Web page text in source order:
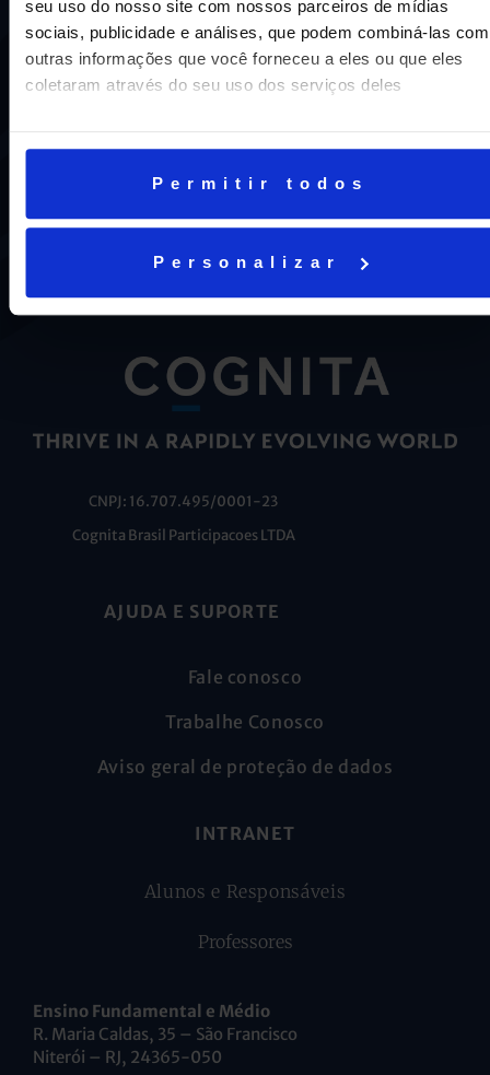
seu uso do nosso site com nossos parceiros de mídias
sociais, publicidade e análises, que podem combiná-las com
outras informações que você forneceu a eles ou que eles
coletaram através do seu uso dos serviços deles
Permitir todos
Personalizar
Uma escola com mais de 70 anos de tradição e
compromisso de oferecer aos nossos alunos uma
educação inovadora e de vanguarda. A excelência está em
nosso DNA e por isso temos 16 anos como líderes do
Estado e a sétima do Brasil.
CNPJ: 16.707.495/0001-23
Cognita Brasil Participacoes LTDA
AJUDA E SUPORTE
Fale conosco
Trabalhe Conosco
Aviso geral de proteção de dados
INTRANET
Alunos e Responsáveis
Professores
Ensino Fundamental e Médio
R. Maria Caldas, 35 – São Francisco
Niterói – RJ, 24365-050